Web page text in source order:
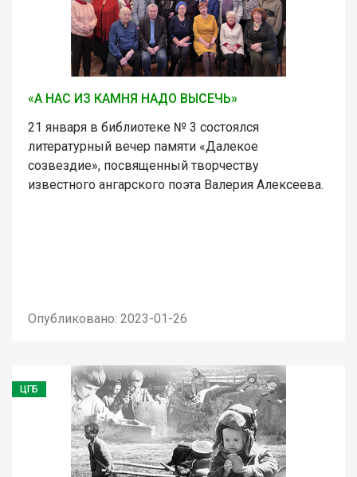
«А НАС ИЗ КАМНЯ НАДО ВЫСЕЧЬ»
21 января в библиотеке № 3 состоялся
литературный вечер памяти «Далекое
созвездие», посвященный творчеству
известного ангарского поэта Валерия Алексеева.
Опубликовано: 2023-01-26
ЦГБ